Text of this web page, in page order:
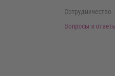
Сотрудничество
Вопросы и